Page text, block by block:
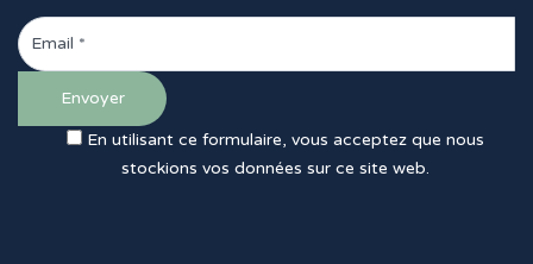
En utilisant ce formulaire, vous acceptez que nous
stockions vos données sur ce site web.